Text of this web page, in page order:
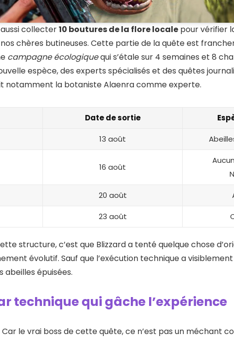
collecter10 boutures de la flore locale pour vérifier
chères butineuses. Cette partie de la quête est
campagne écologiquequi s’étale sur 4 semaines et 8
espèce, des experts spécialisés et des quêtes
notamment la botaniste Alaenra comme experte.
Date de sortie
13 août
16 août
20 août
23 août
structure, c’est que Blizzard a tenté quelque chose
évolutif. Sauf que l’exécution technique a
abeilles épuisées.
technique qui gâche l’expérience
le vrai boss de cette quête, ce n’est pas un méchant